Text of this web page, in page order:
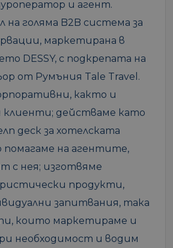
и агент.
голяма B2B система за
маркетирана в
DESSY, с подкрепата на
от Румъния Tale Travel.
както и
клиенти; действаме като
деск за хотелската
помагаме на агентите,
с нея; изготвяме
продукти,
запитвания, така
които маркетираме и
необходимост и водим